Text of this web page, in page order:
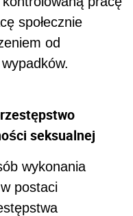
społecznie
od
seksualnej
wykonania
postaci